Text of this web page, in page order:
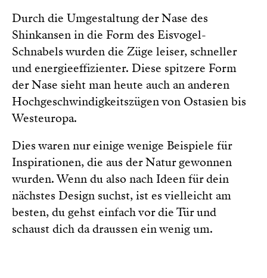
Durch die Umgestaltung der Nase des
Shinkansen in die Form des Eisvogel-
Schnabels wurden die Züge leiser, schneller
und energieeffizienter. Diese spitzere Form
der Nase sieht man heute auch an anderen
Hochgeschwindigkeitszügen von Ostasien bis
Westeuropa.
Dies waren nur einige wenige Beispiele für
Inspirationen, die aus der Natur gewonnen
wurden. Wenn du also nach Ideen für dein
nächstes Design suchst, ist es vielleicht am
besten, du gehst einfach vor die Tür und
schaust dich da draussen ein wenig um.